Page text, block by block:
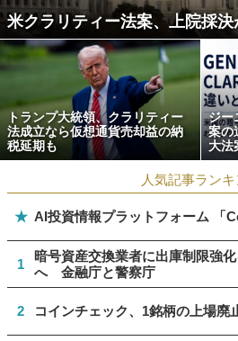
米クラリティー法案、上院採
トランプ大統領、クラリティー
法成立なら仮想通貨売却益の納
税延期も
ジー
案の
大法
人気記事ラン
★ AI投資情報プラットフォーム 「
1
暗号資産交換業者に出庫制限強
へ 金融庁と警察庁
2 コインチェック、1銘柄の上場廃